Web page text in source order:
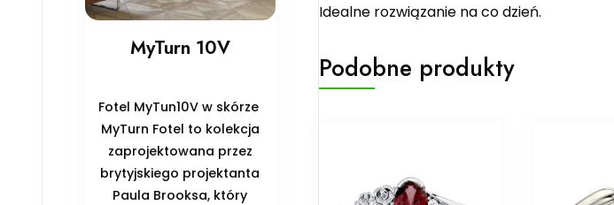
Idealne rozwiązanie na co dzień.
Podobne produkty
MyTurn 10V
Fotel MyTun10V w skórze
MyTurn Fotel to kolekcja
zaprojektowana przez
brytyjskiego projektanta
Paula Brooksa, który